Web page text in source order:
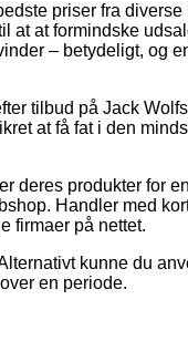
priser fra diverse
at at formindske
– betydeligt, og
tilbud på Jack
at få fat i den
deres produkter for
Handler med
firmaer på nettet.
kunne du
en periode.